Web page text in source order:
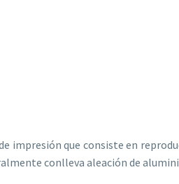
impresión que consiste en
conlleva aleación de